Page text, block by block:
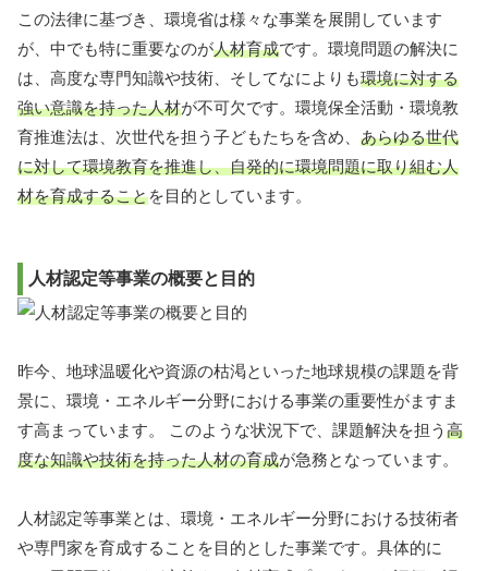
この法律に基づき、環境省は様々な事業を展開しています
が、中でも特に重要なのが人材育成です。環境問題の解決に
は、高度な専門知識や技術、そしてなによりも環境に対する
強い意識を持った人材が不可欠です。環境保全活動・環境教
育推進法は、次世代を担う子どもたちを含め、 あらゆる世代
に対して環境教育を推進し、自発的に環境問題に取り組む人
材を育成することを目的としています。
人材認定等事業の概要と目的
昨今、地球温暖化や資源の枯渇といった地球規模の課題を背
景に、環境・エネルギー分野における事業の重要性がますま
す高まっています。 このような状況下で、課題解決を担う 高
度な知識や技術を持った人材の育成が急務となっています。
人材認定等事業とは、環境・エネルギー分野における技術者
や専門家を育成することを目的とした事業です。具体的に